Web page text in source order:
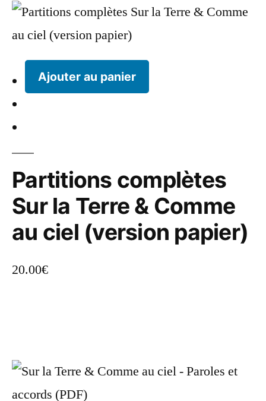
Ajouter au panier
Partitions complètes
Sur la Terre & Comme
au ciel (version papier)
20.00€